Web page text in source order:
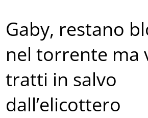
Gaby, restano
nel torrente ma
tratti in salvo
dall’elicottero